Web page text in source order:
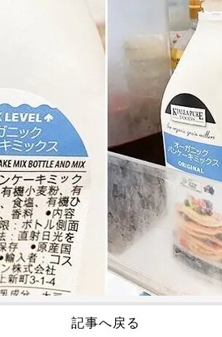
記事へ戻る